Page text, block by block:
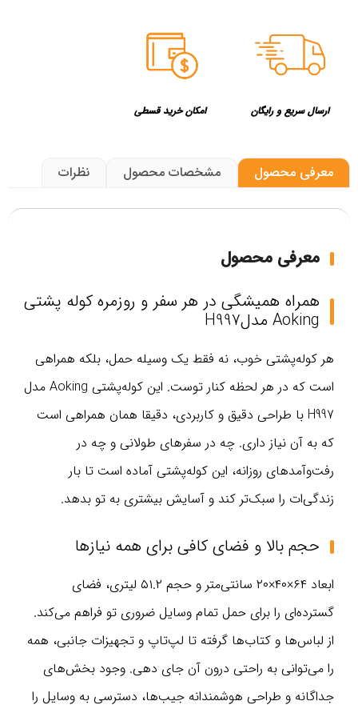
ارسال سریع و رایگان امکان خرید قسطی
معرفی محصول مشخصات محصول نظرات
معرفی محصول
همراه همیشگی در هر سفر و روزمره کوله پشتی
Aoking مدلH997
هر کوله‌پشتی خوب، نه فقط یک وسیله حمل، بلکه همراهی
است که در هر لحظه کنار توست. این کوله‌پشتی Aoking مدل
H997 با طراحی دقیق و کاربردی، دقیقا همان همراهی است
که به آن نیاز داری. چه در سفرهای طولانی و چه در
رفت‌وآمدهای روزانه، این کوله‌پشتی آماده است تا بار
زندگی‌ات را سبک‌تر کند و آسایش بیشتری به تو بدهد.
حجم بالا و فضای کافی برای همه نیازها
ابعاد ۶۴×۴۰×۲۰ سانتی‌متر و حجم ۵۱.۲ لیتری، فضای
گسترده‌ای را برای حمل تمام وسایل ضروری تو فراهم می‌کند.
از لباس‌ها و کتاب‌ها گرفته تا لپ‌تاپ و تجهیزات جانبی، همه
را می‌توانی به راحتی درون آن جای دهی. وجود بخش‌های
جداگانه و طراحی هوشمندانه جیب‌ها، دسترسی به وسایل را